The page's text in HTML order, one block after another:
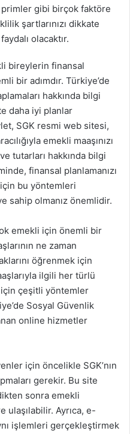
gibi birçok faktöre
şartlarınızı dikkate
olacaktır.
bireylerin finansal
bir adımdır. Türkiye’de
hakkında bilgi
daha iyi planlar
SGK resmi web sitesi,
emekli maaşınızı
tutarları hakkında bilgi
finansal planlamanızı
bu yöntemleri
sahip olmanız önemlidir.
emekli için önemli bir
ne zaman
öğrenmek için
ilgili her türlü
çeşitli yöntemler
Sosyal Güvenlik
online hizmetler
için öncelikle SGK’nın
gerekir. Bu site
sonra emekli
ulaşılabilir. Ayrıca, e-
işlemleri gerçekleştirmek